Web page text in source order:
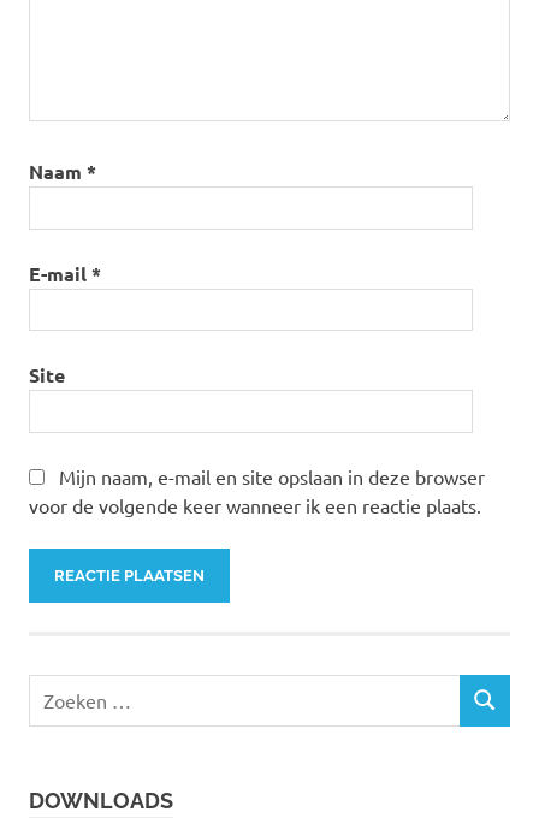
Naam *
E-mail*
Site
Mijn naam, e-mail en site opslaan in deze browser
voor de volgende keer wanneer ik een reactie plaats.
e
Z
DOWNLOADS